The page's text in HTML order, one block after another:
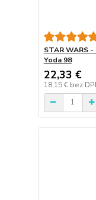
STAR WARS
Yoda 98
22,33 €
18,15 € bez